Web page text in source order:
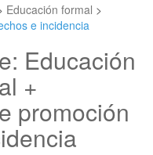
Educación formal >
e incidencia
Educación
+
promoción